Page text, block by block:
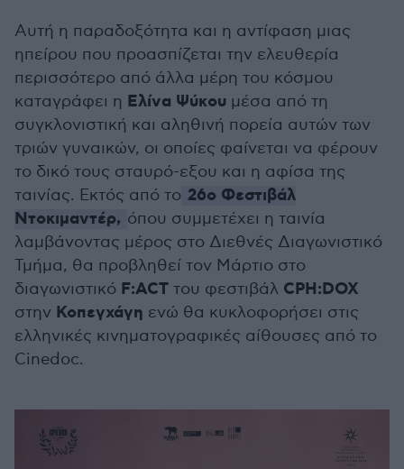
Αυτή η παραδοξότητα και η αντίφαση μιας
ηπείρου που προασπίζεται την ελευθερία
περισσότερο από άλλα μέρη του κόσμου
καταγράφει η Ελίνα Ψύκου μέσα από τη
συγκλονιστική και αληθινή πορεία αυτών των
τριών γυναικών, οι οποίες φαίνεται να φέρουν
το δικό τους σταυρό-εξου και η αφίσα της
ταινίας. Εκτός από το 26ο Φεστιβάλ
Ντοκιμαντέρ, όπου συμμετέχει η ταινία
λαμβάνοντας μέρος στο Διεθνές Διαγωνιστικό
Τμήμα, θα προβληθεί τον Μάρτιο στο
διαγωνιστικό F:ACT του φεστιβάλ CPH:DOX
στην Κοπεγχάγη ενώ θα κυκλοφορήσει στις
ελληνικές κινηματογραφικές αίθουσες από το
Cinedoc.